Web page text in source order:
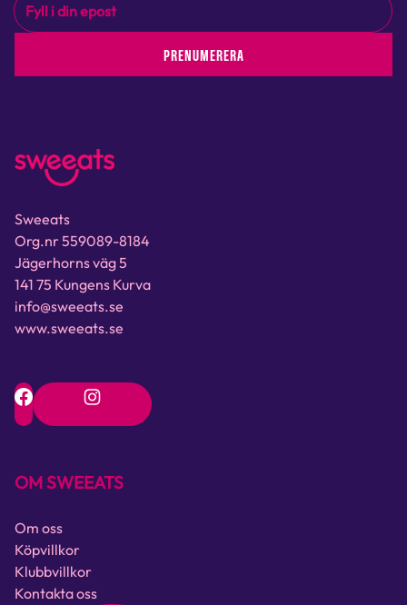
PRENUMERERA
Sweeats
Org.nr 559089-8184
Jägerhorns väg 5
141 75 Kungens Kurva
info@sweeats.se
www.sweeats.se
OM SWEEATS
Om oss
Köpvillkor
Klubbvillkor
Kontakta oss